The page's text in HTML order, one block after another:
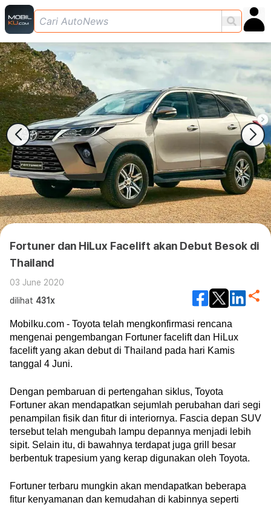
Fortuner dan HiLux Facelift akan Debut Besok di
Thailand
03 June 2020
dilihat 431x
Mobilku.com - Toyota telah mengkonfirmasi rencana
mengenai pengembangan Fortuner facelift dan HiLux
facelift yang akan debut di Thailand pada hari Kamis
tanggal 4 Juni.
Dengan pembaruan di pertengahan siklus, Toyota
Fortuner akan mendapatkan sejumlah perubahan dari segi
penampilan fisik dan fitur di interiornya. Fascia depan SUV
tersebut telah mengubah lampu depannya menjadi lebih
sipit. Selain itu, di bawahnya terdapat juga grill besar
berbentuk trapesium yang kerap digunakan oleh Toyota.
Fortuner terbaru mungkin akan mendapatkan beberapa
fitur kenyamanan dan kemudahan di kabinnya seperti